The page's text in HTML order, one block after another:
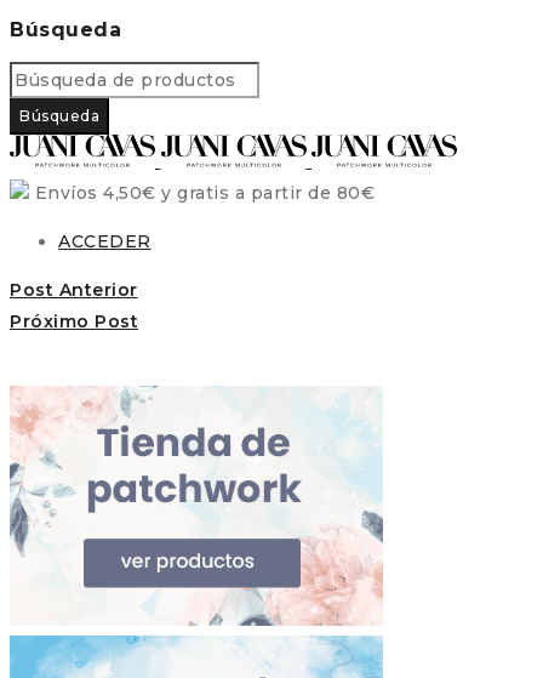
Búsqueda
Envíos 4,50€ y gratis a partir de 80€
ACCEDER
Post Anterior
Próximo Post